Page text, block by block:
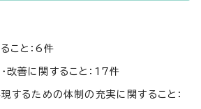
こと：6件
改善に関すること：17件
現するための体制の充実に関すること：